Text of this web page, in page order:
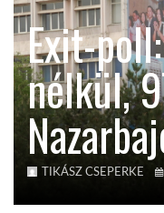
KÖZEL-KELET
AUSZTRÁLIA
A VILÁG ITTHON
Exit-
nélkül,
TIKÁSZ CSEPERKE